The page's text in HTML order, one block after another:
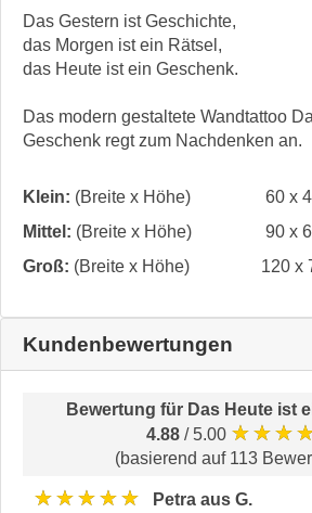
Das Gestern ist Geschichte,
das Morgen ist ein Rätsel,
das Heute ist ein Geschenk.
Das modern gestaltete Wandtattoo
Geschenk regt zum Nachdenken an.
Klein: (Breite x Höhe)
60 x
Mittel: (Breite x Höhe)
90 x
Groß: (Breite x Höhe) 120 x
Kundenbewertungen
Bewertung für Das Heute ist
4.88 / 5.00
(basierend auf 113
★★★★★
Petra aus G.